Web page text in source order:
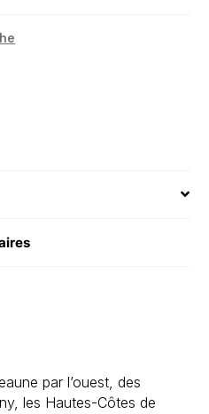
par l’ouest, des
les Hautes-Côtes de